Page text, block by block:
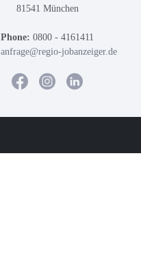
81541 München
Phone: 0800 - 4161411
anfrage@regio-jobanzeiger.de